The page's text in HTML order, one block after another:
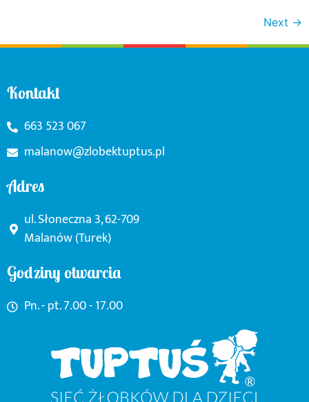
Next →
Kontakt
663 523 067
malanow@zlobektuptus.pl
Adres
ul. Słoneczna 3, 62-709
Malanów (Turek)
Godziny otwarcia
Pn. - pt. 7.00 - 17.00